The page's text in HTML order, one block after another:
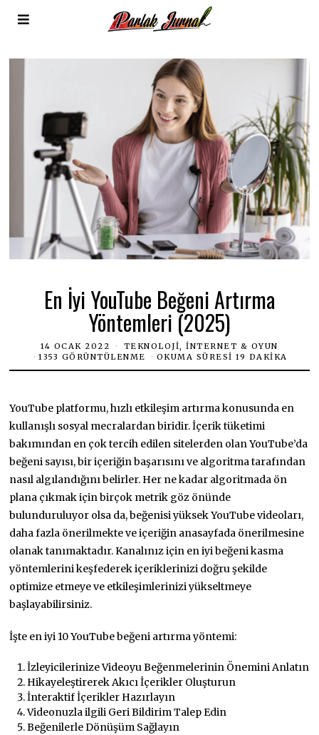
En İyi YouTube Beğeni Artırma
Yöntemleri (2025)
14 OCAK 2022
TEKNOLOJI, İNTERNET & OYUN
1353 GÖRÜNTÜLENME
OKUMA SÜRESI 19 DAKIKA
YouTube platformu, hızlı etkileşim artırma konusunda en
kullanışlı sosyal mecralardan biridir. İçerik tüketimi
bakımından en çok tercih edilen sitelerden olan YouTube’da
beğeni sayısı, bir içeriğin başarısını ve algoritma tarafından
nasıl algılandığını belirler. Her ne kadar algoritmada ön
plana çıkmak için birçok metrik göz önünde
bulunduruluyor olsa da, beğenisi yüksek YouTube videoları,
daha fazla önerilmekte ve içeriğin anasayfada önerilmesine
olanak tanımaktadır. Kanalınız için en iyi beğeni kasma
yöntemlerini keşfederek içeriklerinizi doğru şekilde
optimize etmeye ve etkileşimlerinizi yükseltmeye
başlayabilirsiniz.
İşte en iyi 10 YouTube beğeni artırma yöntemi:
İzleyicilerinize Videoyu Beğenmelerinin Önemini Anlatın
Hikayeleştirerek Akıcı İçerikler Oluşturun
İnteraktif İçerikler Hazırlayın
Videonuzla ilgili Geri Bildirim Talep Edin
Beğenilerle Dönüşüm Sağlayın